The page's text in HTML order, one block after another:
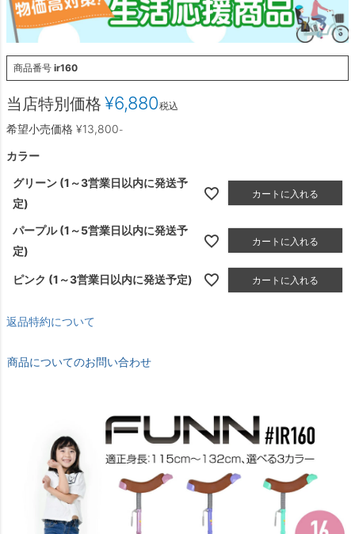
商品番号 ir160
希望小売価格 ¥13,800-
当店特別価格 ¥6,880税込
カラー
グリーン (1～3営業日以内に発送予
定)
カートに入れる
パープル (1～5営業日以内に発送予
定)
カートに入れる
ピンク (1～3営業日以内に発送予定) カートに入れる
返品特約について
商品についてのお問い合わせ